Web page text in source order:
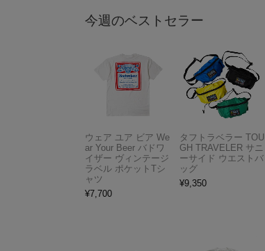
今週のベストセラー
ウェア ユア ビア We
ar Your Beer バドワ
イザー ヴィンテージ
ラベル ポケットTシ
ャツ
¥7,700
タフトラベラー TOU
GH TRAVELER サニ
ーサイド ウエストバ
ッグ
¥9,350